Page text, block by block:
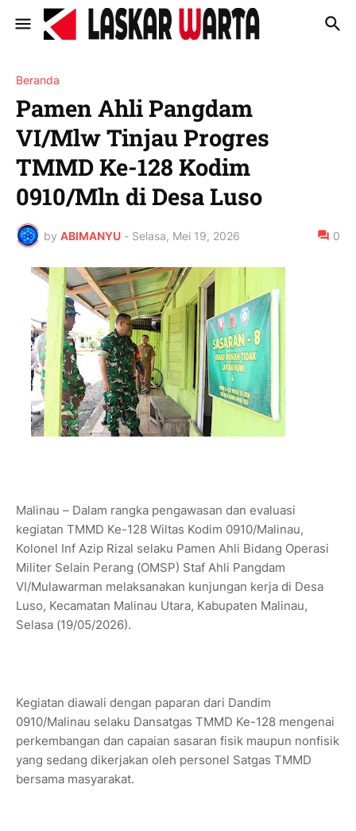
Beranda
Pamen Ahli Pangdam
VI/Mlw Tinjau Progres
TMMD Ke-128 Kodim
0910/Mln di Desa Luso
by ABIMANYU - Selasa, Mei 19, 2026 0
Malinau – Dalam rangka pengawasan dan evaluasi
kegiatan TMMD Ke-128 Wiltas Kodim 0910/Malinau,
Kolonel Inf Azip Rizal selaku Pamen Ahli Bidang Operasi
Militer Selain Perang (OMSP) Staf Ahli Pangdam
VI/Mulawarman melaksanakan kunjungan kerja di Desa
Luso, Kecamatan Malinau Utara, Kabupaten Malinau,
Selasa (19/05/2026).
Kegiatan diawali dengan paparan dari Dandim
0910/Malinau selaku Dansatgas TMMD Ke-128 mengenai
perkembangan dan capaian sasaran fisik maupun nonfisik
yang sedang dikerjakan oleh personel Satgas TMMD
bersama masyarakat.